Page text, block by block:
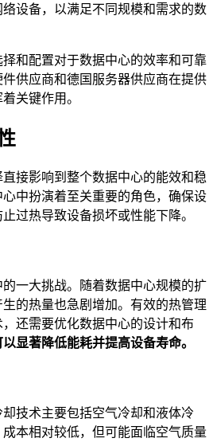
设备，以满足不同规模和需求的数
和配置对于数据中心的效率和可靠
供应商和德国服务器供应商在提供
关键作用。
接影响到整个数据中心的能效和稳
中扮演着至关重要的角色，确保设
过热导致设备损坏或性能下降。
一大挑战。随着数据中心规模的扩
的热量也急剧增加。有效的热管理
还需要优化数据中心的设计和布
显著降低能耗并提高设备寿命。
技术主要包括空气冷却和液体冷
本相对较低，但可能面临空气质量